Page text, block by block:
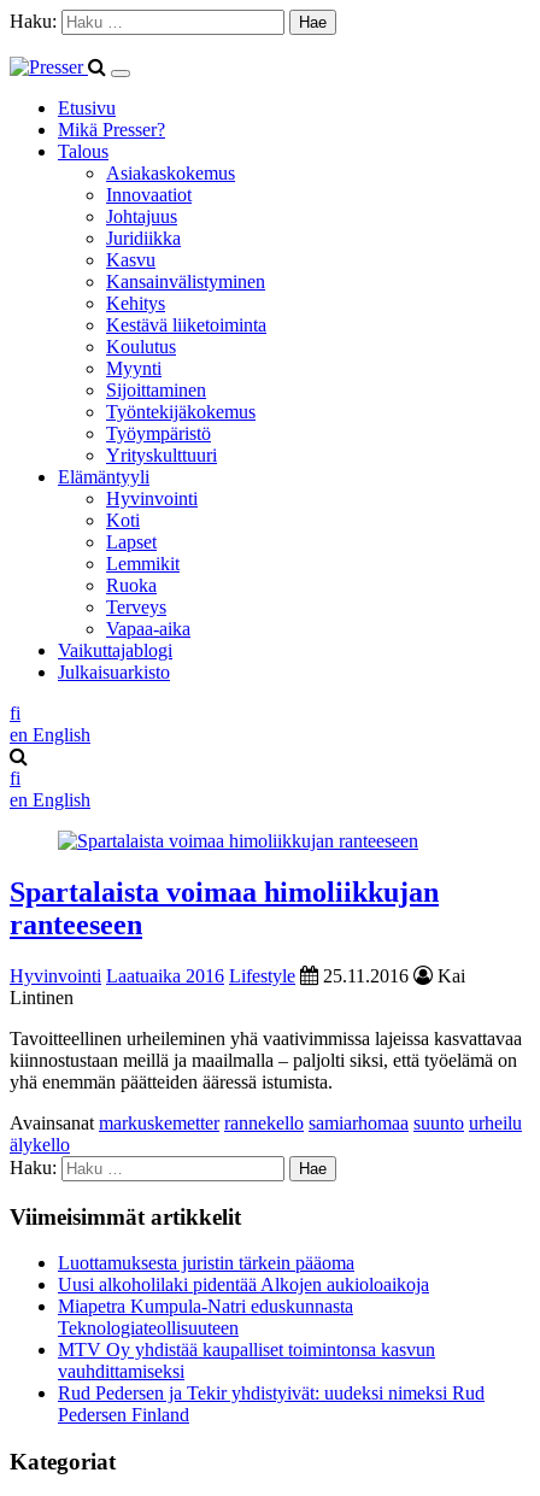
Haku:
Etusivu
Mikä Presser?
Talous
Asiakaskokemus
Innovaatiot
Johtajuus
Juridiikka
Kasvu
Kansainvälistyminen
Kehitys
Kestävä liiketoiminta
Koulutus
Myynti
Sijoittaminen
Työntekijäkokemus
Työympäristö
Yrityskulttuuri
Elämäntyyli
Hyvinvointi
Koti
Lapset
Lemmikit
Ruoka
Terveys
Vapaa-aika
Vaikuttajablogi
Julkaisuarkisto
fi
en English
fi
en English
Spartalaista voimaa himoliikkujan
ranteeseen
Hyvinvointi Laatuaika 2016 Lifestyle 25.11.2016
Kai
Lintinen
Tavoitteellinen urheileminen yhä vaativimmissa lajeissa kasvattavaa
kiinnostustaan meillä ja maailmalla – paljolti siksi, että työelämä on
yhä enemmän päätteiden ääressä istumista.
Avainsanat markuskemetter rannekello samiarhomaa suunto urheilu
älykello
Haku:
Viimeisimmät artikkelit
Luottamuksesta juristin tärkein pääoma
Uusi alkoholilaki pidentää Alkojen aukioloaikoja
Miapetra Kumpula-Natri eduskunnasta
Teknologiateollisuuteen
MTV Oy yhdistää kaupalliset toimintonsa kasvun
vauhdittamiseksi
Rud Pedersen ja Tekir yhdistyivät: uudeksi nimeksi Rud
Pedersen Finland
Kategoriat